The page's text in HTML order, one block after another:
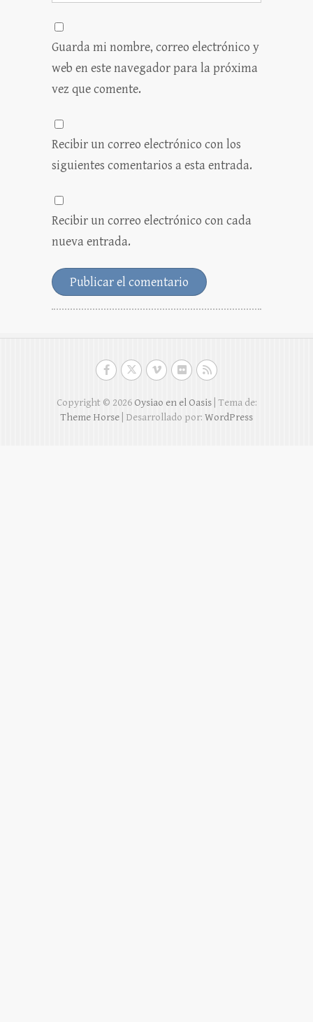
Guarda mi nombre, correo electrónico y
web en este navegador para la próxima
vez que comente.
Recibir un correo electrónico con los
siguientes comentarios a esta entrada.
Recibir un correo electrónico con cada
nueva entrada.
Copyright © 2026 Oysiao en el Oasis| Tema de:
Theme Horse | Desarrollado por: WordPress